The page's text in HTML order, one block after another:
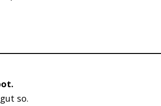
so.